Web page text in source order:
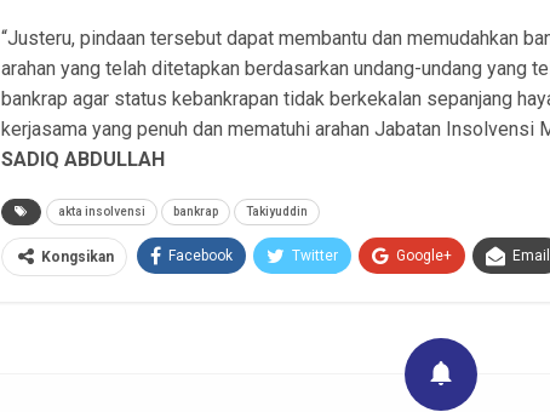
“Justeru, pindaan tersebut dapat membantu dan memudahkan
arahan yang telah ditetapkan berdasarkan undang-undang yang
bankrap agar status kebankrapan tidak berkekalan sepanjang
kerjasama yang penuh dan mematuhi arahan Jabatan Insolvensi
SADIQ ABDULLAH
akta insolvensi bankrap Takiyuddin
Kongsikan Facebook Twitter Google+ Email